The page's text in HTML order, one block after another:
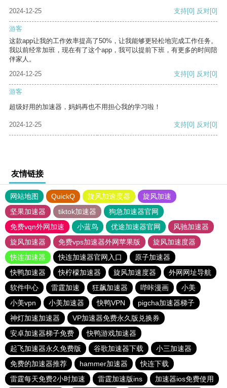
2024-12-25 支持[0] 反对[0]
游客
这款app让我的工作效率提高了50%，让我能够更轻松地完成工作任务。
我以前经常加班，现在有了这个app，我可以提前下班，有更多的时间陪
伴家人。
2024-12-25
支持[0] 反对[0]
游客
超级好用的加速器，妈妈再也不用担心我的学习啦！
2024-12-25 支持[0] 反对[0]
友情链接
网站地图 QuickQ 旋风加速度器
旋风加速
坚果加速器
tiktok加速器
狗急加速器官网
免费vqn外网加速
小蓝鸟 优途加速器官网
风驰加速器
旋风加速器
免费vps加速器外网苹果版
旋风加速度器
快连加速器
快连加速器官网入口
原子加速器
快鸭加速器
快柠檬加速器 旋风加速度器
外网网址导航
软件中心
雷霆加速 狂飙加速器 哔咔漫画
小美
小美vpn
小美加速器 快鸭VPN
pigcha加速器梯子
神灯加速加速器
VP加速器免费永久版兑换券
安卓加速器梯子免费
快鸭游戏加速器
起飞加速器永久免费版
谷歌加速器下载
小三加速器
免费的加速器推荐
hammer加速器
快连下载
雷霆每天免费2小时加速
雷霆加速版ins 加速器ios免费使用